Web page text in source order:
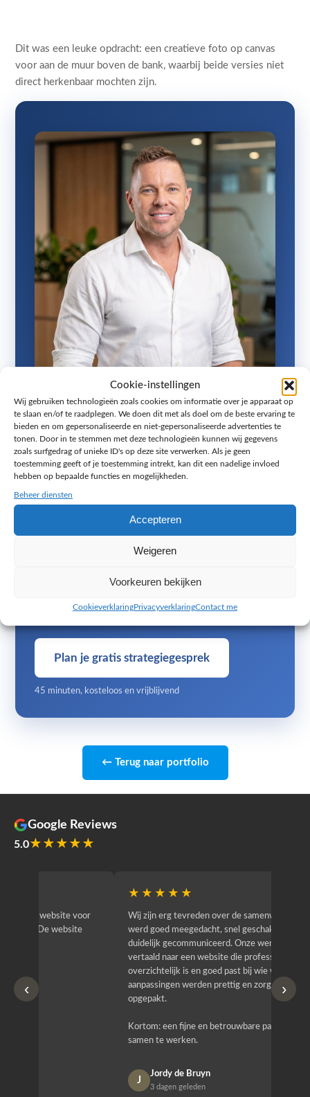
Cookie-instellingen
Wij gebruiken technologieën zoals cookies om informatie over je apparaat op
te slaan en/of te raadplegen. We doen dit met als doel om de beste ervaring te
bieden en om gepersonaliseerde en niet-gepersonaliseerde advertenties te
tonen. Door in te stemmen met deze technologieën kunnen wij gegevens
zoals surfgedrag of unieke ID's op deze site verwerken. Als je geen
toestemming geeft of je toestemming intrekt, kan dit een nadelige invloed
hebben op bepaalde functies en mogelijkheden.
Beheer diensten
Accepteren
Weigeren
Voorkeuren bekijken
CookieverklaringPrivacyverklaringContact me
Dit was een leuke opdracht: een creatieve foto op canvas
voor aan de muur boven de bank, waarbij beide versies niet
direct herkenbaar mochten zijn.
Ook op zoek naar een creatieve
foto die een verhaal vertelt?
Voor aan de muur, op je website of in een
presentatie. In een gratis strategiegesprek van 45
minuten denk ik met je mee over de beste aanpak.
Geen accountmanager en geen tussenlaag: je
spreekt direct met mij, Jacy Toetenel, eigenaar
van Melange Design uit Zoetermeer. Persoonlijk
niet de moeite waard is.
Plan je gratis strategiegesprek
45 minuten, kosteloos en vrijblijvend
← Terug naar portfolio
Google Reviews
5.0★★★★★
‹
Wij zijn erg tevreden over de samenwerking. Er
werd goed meegedacht, snel geschakeld en
duidelijk gecommuniceerd. Onze wensen zijn
vertaald naar een website die professioneel oogt,
overzichtelijk is en goed past bij wie wij zijn. Ook
aanpassingen werden prettig en zorgvuldig
Kortom: een fijne en betrouwbare partij om mee
›